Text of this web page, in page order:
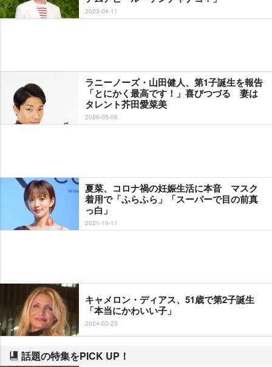
2023-04-11
ラニーノーズ・山田健人、第1子誕生を報告
「とにかく最高です！」喜びつづる 妻は
タレント芥田愛菜美
2026-05-08
夏菜、コロナ禍の妊娠生活に本音 マスク
着用で「ふらふら」「スーパーで目の前真
っ白」
2021-10-11
キャメロン・ディアス、51歳で第2子誕生
「本当にかわいい子」
2024-03-23
話題の特集をPICK UP！